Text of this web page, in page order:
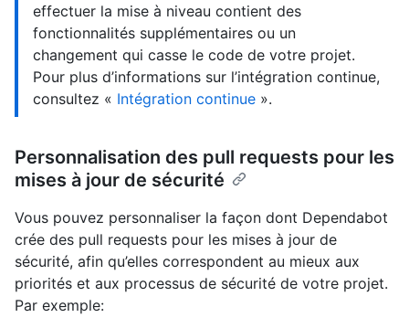
effectuer la mise à niveau contient des
fonctionnalités supplémentaires ou un
changement qui casse le code de votre projet.
Pour plus d’informations sur l’intégration continue,
consultez « Intégration continue ».
Personnalisation des pull requests pour les
mises à jour de sécurité
Vous pouvez personnaliser la façon dont Dependabot
crée des pull requests pour les mises à jour de
sécurité, afin qu’elles correspondent au mieux aux
priorités et aux processus de sécurité de votre projet.
Par exemple: